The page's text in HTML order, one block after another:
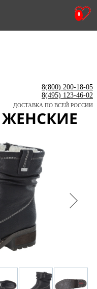
0
8(800) 200-18-05
8(495) 123-46-02
ДОСТАВКА ПО ВСЕЙ РОССИИ